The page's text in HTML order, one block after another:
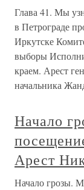
Глава 41. Мы
в Петрограде
Иркутске
выборы
краем. Арест
начальника
Начало
Арест
Начало грозы.